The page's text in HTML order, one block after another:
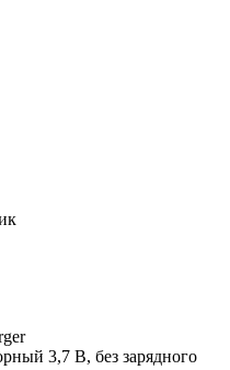
3,7 В, без зарядного